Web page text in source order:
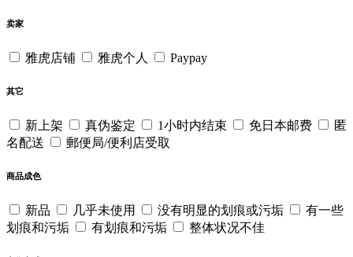
卖家
雅虎店铺 雅虎个人 Paypay
其它
新上架 真伪鉴定 1小时内结束 免日本邮费
匿
名配送
郵便局/便利店受取
商品成色
新品 几乎未使用 没有明显的划痕或污垢
有一些
划痕和污垢
有划痕和污垢 整体状况不佳